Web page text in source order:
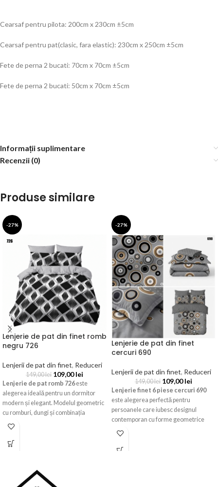
Cearsaf pentru pilota: 200cm x 230cm ±5cm
Cearsaf pentru pat(clasic, fara elastic): 230cm x 250cm ±5cm
Fete de perna 2 bucati: 70cm x 70cm ±5cm
Fete de perna 2 bucati: 50cm x 70cm ±5cm
Informații suplimentare
Recenzii (0)
Produse similare
-27%
Lenjerie de pat din finet romb
negru 726
Lenjerii de pat din finet, Reduceri
149,00lei 109,00lei
Lenjerie de pat romb 726este
alegerea ideală pentru un dormitor
modern și elegant. Modelul geometric
cu romburi, dungi și combinația
rafinată dintre negru și gri creează un
bumbac oferă confort, rezistență și o
-27%
Lenjerie de pat din finet
cercuri 690
Lenjerii de pat din finet, Reduceri
149,00lei 109,00lei
Lenjerie finet 6 piese cercuri 690
este alegerea perfectă pentru
persoanele care iubesc designul
contemporan cu forme geometrice
fluide. Realizat dintr-un material
complet oferă echilibrul ideal între un